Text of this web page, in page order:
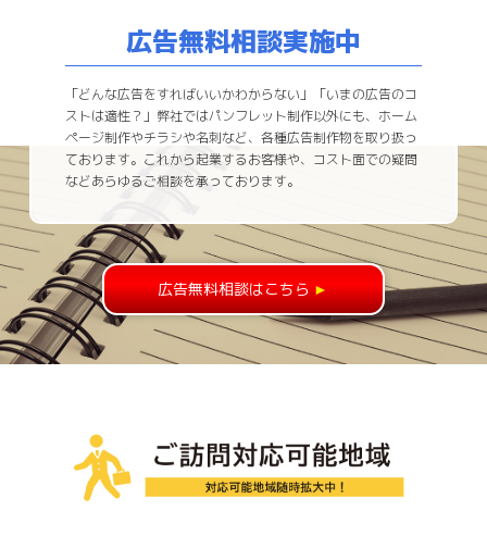
広告無料相談実施中
「どんな広告をすればいいかわからない」「いまの広告のコ
ストは適性？」弊社ではパンフレット制作以外にも、ホーム
ページ制作やチラシや名刺など、各種広告制作物を取り扱っ
ております。これから起業するお客様や、コスト面での疑問
などあらゆるご相談を承っております。
広告無料相談はこちら►